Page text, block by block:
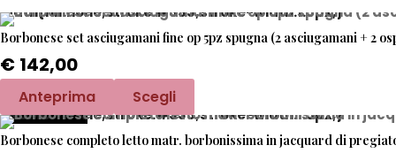
.path{fill:none;stroke:#333;stroke-width:1.5px;}
Borbonese set asciugamani fine op 5pz spugna (2 asciugamani + 2
€ 142,00
Anteprima Scegli
prodotto
ha
.path{fill:none;stroke:#333;stroke-width:1.5px;}
PROMO -17%
Borbonese completo letto matr. borbonissima in jacquard di